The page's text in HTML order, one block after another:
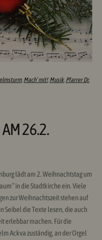
, Mach’ mit!, Musik, Pfarrer Dr.
26.2.
lädt am 2. Weihnachtstag um
in die Stadtkirche ein. Viele
zur Weihnachtszeit stehen auf
Seibel die Texte lesen, die auch
erlebbar machen. Für die
Ackva zuständig, an der Orgel